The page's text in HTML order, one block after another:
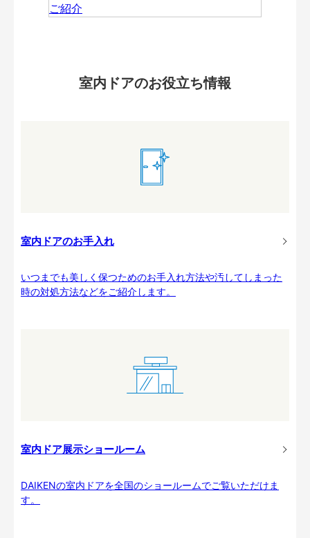
室内ドアのお役立ち情報
室内ドアのお手入れ
いつまでも美しく保つためのお手入れ方法や汚してしまった
時の対処方法などをご紹介します。
室内ドア展示ショールーム
DAIKENの室内ドアを全国のショールームでご覧いただけま
す。